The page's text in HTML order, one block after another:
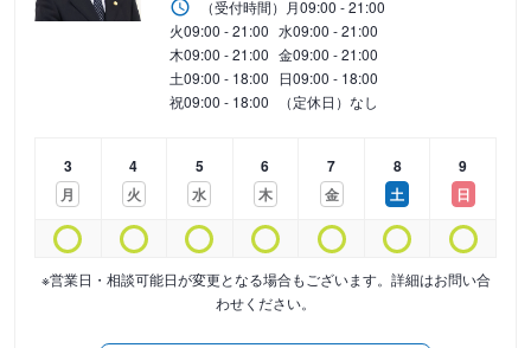
（受付時間） 月09:00 - 21:00
火09:00 - 21:00 水09:00 - 21:00
木09:00 - 21:00 金09:00 - 21:00
土09:00 - 18:00 日09:00 - 18:00
祝09:00 - 18:00 （定休日）なし
3
月
4
火
5
水
6
木
7
金
8
土
9
日
※営業日・相談可能日が変更となる場合もございます。詳細はお問い合
わせください。